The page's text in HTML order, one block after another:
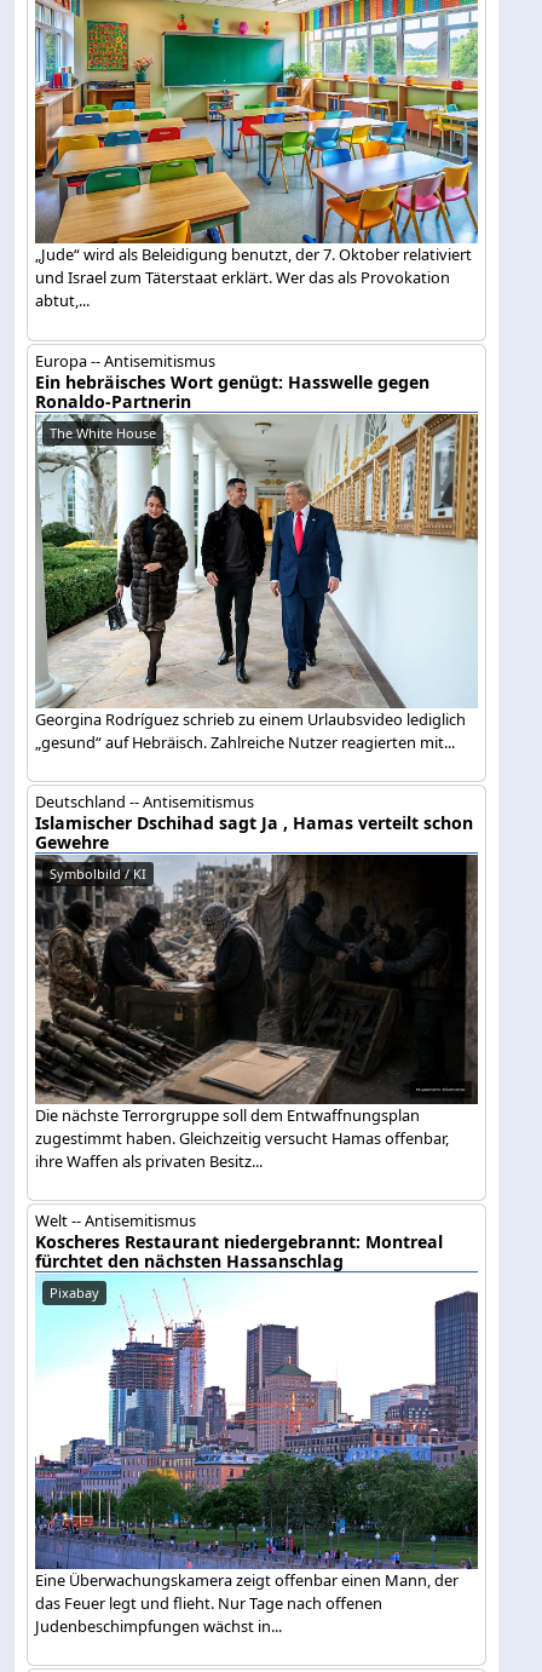
„Jude“ wird als Beleidigung benutzt, der 7. Oktober relativiert
und Israel zum Täterstaat erklärt. Wer das als Provokation
abtut,...
Europa -- Antisemitismus
Ein hebräisches Wort genügt: Hasswelle gegen
Ronaldo-Partnerin
The White House
Georgina Rodríguez schrieb zu einem Urlaubsvideo lediglich
„gesund“ auf Hebräisch. Zahlreiche Nutzer reagierten mit...
Deutschland -- Antisemitismus
Islamischer Dschihad sagt Ja , Hamas verteilt schon
Gewehre
Symbolbild / KI
Die nächste Terrorgruppe soll dem Entwaffnungsplan
zugestimmt haben. Gleichzeitig versucht Hamas offenbar,
ihre Waffen als privaten Besitz...
Welt -- Antisemitismus
Koscheres Restaurant niedergebrannt: Montreal
fürchtet den nächsten Hassanschlag
Pixabay
Eine Überwachungskamera zeigt offenbar einen Mann, der
das Feuer legt und flieht. Nur Tage nach offenen
Judenbeschimpfungen wächst in...